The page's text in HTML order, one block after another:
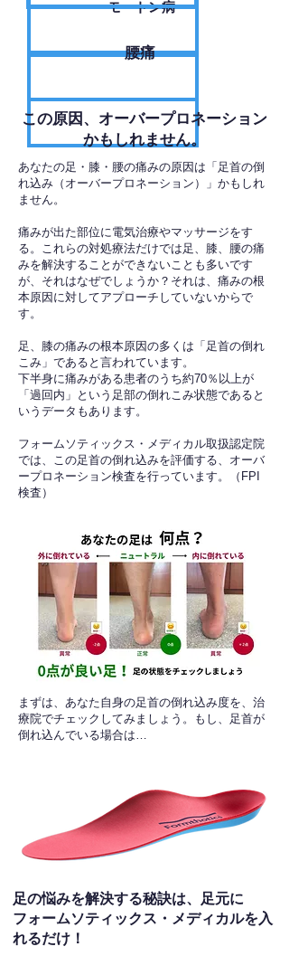
モートン病
腰痛
​この原因、オーバープロネーション
かもしれません。
あなたの足・膝・腰の痛みの原因は「足首の倒
れ込み（オーバープロネーション）」かもしれ
ません。
痛みが出た部位に電気治療やマッサージをす
る。これらの対処療法だけでは足、膝、腰の痛
みを解決することができないことも多いです
が、それはなぜでしょうか？それは、痛みの根
本原因に対してアプローチしていないからで
す。
足、膝の痛みの根本原因の多くは「足首の倒れ
こみ」であると言われています。
下半身に痛みがある患者のうち約70％以上が
「過回内」という足部の倒れこみ状態であると
いうデータもあります。
フォームソティックス・メディカル取扱認定院
では、この足首の倒れ込みを評価する、オーバ
ープロネーション検査を行っています。（FPI
検査）​
​まずは、あなた自身の足首の倒れ込み度を、治
療院でチェックしてみましょう。もし、足首が
倒れ込んでいる場合は…
足の悩みを解決する秘訣は、足元に
フォームソティックス・メディカルを入
れるだけ！